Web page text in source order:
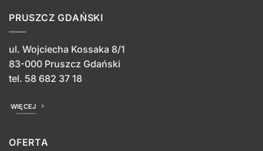
PRUSZCZ GDAŃSKI
ul. Wojciecha Kossaka 8/1
83-000 Pruszcz Gdański
tel. 58 682 37 18
WIĘCEJ
OFERTA